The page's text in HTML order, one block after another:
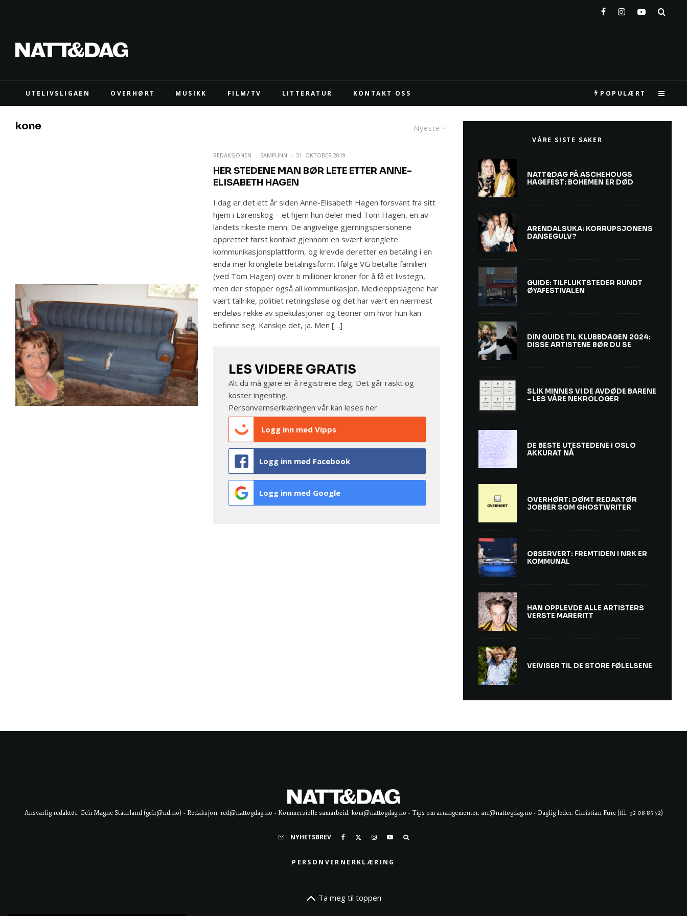
UTELIVSLIGAEN OVERHØRT MUSIKK FILM/TV LITTERATUR KONTAKT OSS POPULÆRT
Nyeste
kone
REDAKSJONEN · SAMFUNN · 31. OKTOBER 2019
HER STEDENE MAN BØR LETE ETTER ANNE-
ELISABETH HAGEN
I dag er det ett år siden Anne-Elisabeth Hagen forsvant fra sitt
hjem i Lørenskog – et hjem hun deler med Tom Hagen, en av
landets rikeste menn. De angivelige gjerningspersonene
opprettet først kontakt gjennom en svært kronglete
kommunikasjonsplattform, og krevde deretter en betaling i en
enda mer kronglete betalingsform. Ifølge VG betalte familien
(ved Tom Hagen) over ti millioner kroner for å få et livstegn,
men der stopper også all kommunikasjon. Medieoppslagene har
vært tallrike, politiet retningsløse og det har vært en nærmest
endeløs rekke av spekulasjoner og teorier om hvor hun kan
befinne seg. Kanskje det, ja. Men […]
LES VIDERE GRATIS
Alt du må gjøre er å registrere deg. Det går raskt og
koster ingenting.
Personvernserklæringen vår kan lesesher.
Logg inn med Vipps
Logg inn med Facebook
Logg inn med Google
VÅRE SISTE SAKER
NATT&DAG PÅ ASCHEHOUGS
HAGEFEST: BOHEMEN ER DØD
ARENDALSUKA: KORRUPSJONENS
DANSEGULV?
GUIDE: TILFLUKTSTEDER RUNDT
ØYAFESTIVALEN
DIN GUIDE TIL KLUBBDAGEN 2024:
DISSE ARTISTENE BØR DU SE
SLIK MINNES VI DE AVDØDE BARENE
– LES VÅRE NEKROLOGER
DE BESTE UTESTEDENE I OSLO
AKKURAT NÅ
OVERHØRT: DØMT REDAKTØR
JOBBER SOM GHOSTWRITER
OBSERVERT: FREMTIDEN I NRK ER
KOMMUNAL
HAN OPPLEVDE ALLE ARTISTERS
VERSTE MARERITT
VEIVISER TIL DE STORE FØLELSENE
Ansvarlig redaktør: Geir Magne Staurland (geir@nd.no) • Redaksjon: red@nattogdag.no • Kommersielle samarbeid: kom@nattogdag.no • Tips om arrangementer: arr@nattogdag.no • Daglig leder: Christian Fure (tlf. 92 08 85 72)
NYHETSBREV
PERSONVERNERKLÆRING
Ta meg til toppen